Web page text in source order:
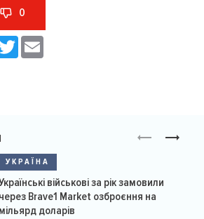
0
Twitter
УКРАЇНА
військові за рік замовили
через Brave1 Market озброєння на
мільярд доларів